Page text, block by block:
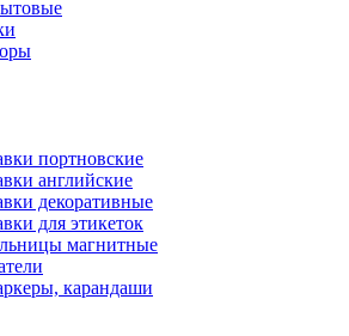
портновские
английские
декоративные
для этикеток
магнитные
карандаши